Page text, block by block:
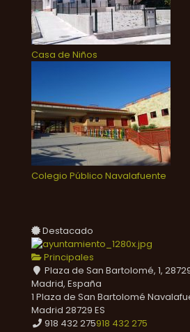
Casa de Niños
Colegio Público Navalafuente
Destacado
Principales
Plaza de San Bartolomé, 1,
Madrid, España
1 Plaza de San Bartolomé
Madrid 28729 ES
918 432 275918 432 275